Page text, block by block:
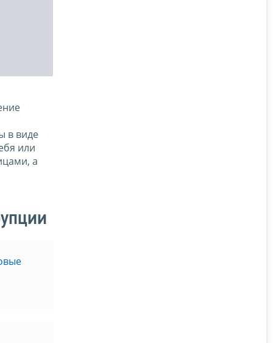
в виде
или
а